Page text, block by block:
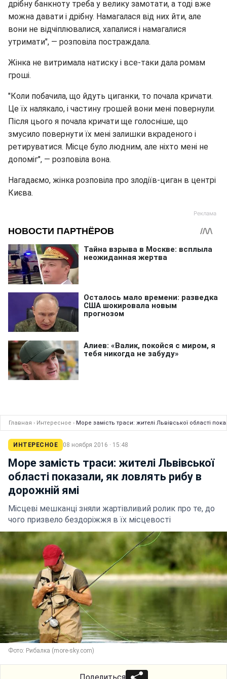
дрібну банкноту треба у велику замотати, а тоді вже
можна давати і дрібну. Намагалася від них йти, але
вони не відчіплювалися, хапалися і намагалися
утримати", — розповіла постраждала.
Жінка не витримала натиску і все-таки дала ромам
гроші.
"Коли побачила, що йдуть циганки, то почала кричати.
Це їх налякало, і частину грошей вони мені повернули.
Після цього я почала кричати ще голосніше, що
змусило повернути їх мені залишки вкраденого і
ретируватися. Місце було людним, але ніхто мені не
допоміг", — розповіла вона.
Нагадаємо, жінка розповіла про злодіїв-циган в центрі
Києва.
Главная › Интересное › Море замість траси: жителі Львівської області
ИНТЕРЕСНОЕ 08 ноября 2016 · 15:48
Море замість траси: жителі Львівської
області показали, як ловлять рибу в
дорожній ямі
Місцеві мешканці зняли жартівливий ролик про те, до
чого призвело бездоріжжя в їх місцевості
Фото: Рибалка (more-sky.com)